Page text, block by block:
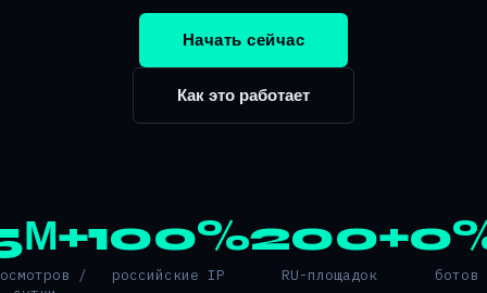
Начать сейчас
Как это работает
/
100%
российские IP
200+
RU-площадок ботов